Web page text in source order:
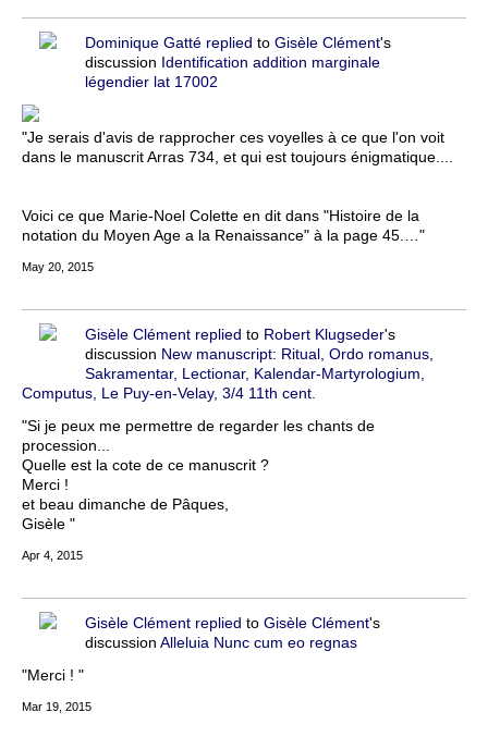
Dominique Gatté replied to Gisèle Clément's
discussion Identification addition marginale
légendier lat 17002
"Je serais d'avis de rapprocher ces voyelles à ce que l'on voit
dans le manuscrit Arras 734, et qui est toujours énigmatique....
Voici ce que Marie-Noel Colette en dit dans "Histoire de la
notation du Moyen Age a la Renaissance" à la page 45.…"
May 20, 2015
Gisèle Clément replied to Robert Klugseder's
discussion New manuscript: Ritual, Ordo romanus,
Sakramentar, Lectionar, Kalendar-Martyrologium,
Computus, Le Puy-en-Velay, 3/4 11th cent.
"Si je peux me permettre de regarder les chants de
procession...
Quelle est la cote de ce manuscrit ?
Merci !
et beau dimanche de Pâques,
Gisèle "
Apr 4, 2015
Gisèle Clément replied to Gisèle Clément's
discussion Alleluia Nunc cum eo regnas
"Merci ! "
Mar 19, 2015